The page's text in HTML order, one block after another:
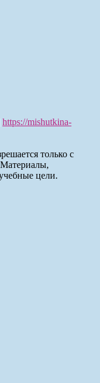
https://mishutkina-
только с
Материалы,
цели.